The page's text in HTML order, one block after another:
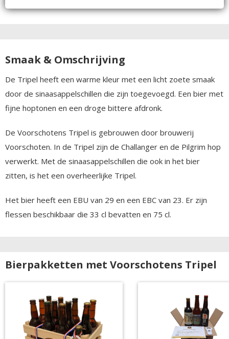
Smaak & Omschrijving
De Tripel heeft een warme kleur met een licht zoete smaak
door de sinaasappelschillen die zijn toegevoegd. Een bier met
fijne hoptonen en een droge bittere afdronk.
De Voorschotens Tripel is gebrouwen door brouwerij
Voorschoten. In de Tripel zijn de Challanger en de Pilgrim hop
verwerkt. Met de sinaasappelschillen die ook in het bier
zitten, is het een overheerlijke Tripel.
Het bier heeft een EBU van 29 en een EBC van 23. Er zijn
flessen beschikbaar die 33 cl bevatten en 75 cl.
Bierpakketten met Voorschotens Tripel